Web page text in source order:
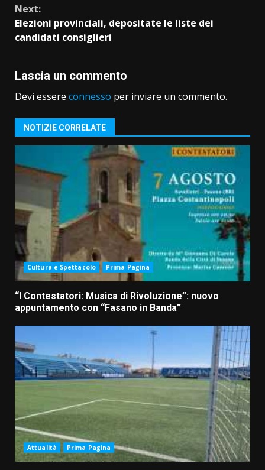
Next:
Elezioni provinciali, depositate le liste dei
candidati consiglieri
Lascia un commento
Devi essere connesso per inviare un commento.
NOTIZIE CORRELATE
Cultura e Spettacolo Prima Pagina
“I Contestatori: Musica di Rivoluzione”: nuovo
appuntamento con “Fasano in Banda”
Attualità Prima Pagina